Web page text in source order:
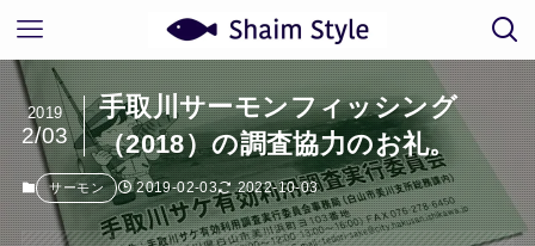
手取川サーモンフィッシング
（2018）の調査協力のお礼。
2019
2/03
サーモン 2019-02-03 2022-10-03